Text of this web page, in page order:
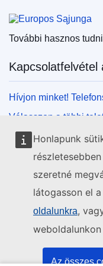
Honlapunk
szeretné
látogasson el a
oldalunkra,
Az összes
További hasznos
Kapcsolatfelvétel
Hívjon minket!
Válasszon a többi
közül!
Írjon nekünk
Jöjjön el
Kövesse az EU
Uniós